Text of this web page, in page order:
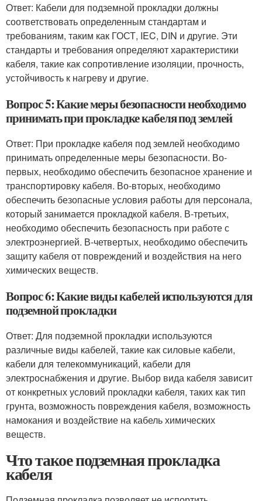
Ответ: Кабели для подземной прокладки должны
соответствовать определенным стандартам и
требованиям, таким как ГОСТ, IEC, DIN и другие. Эти
стандарты и требования определяют характеристики
кабеля, такие как сопротивление изоляции, прочность,
устойчивость к нагреву и другие.
Вопрос 5: Какие меры безопасности необходимо
принимать при прокладке кабеля под землей
Ответ: При прокладке кабеля под землей необходимо
принимать определенные меры безопасности. Во-
первых, необходимо обеспечить безопасное хранение и
транспортировку кабеля. Во-вторых, необходимо
обеспечить безопасные условия работы для персонала,
который занимается прокладкой кабеля. В-третьих,
необходимо обеспечить безопасность при работе с
электроэнергией. В-четвертых, необходимо обеспечить
защиту кабеля от повреждений и воздействия на него
химических веществ.
Вопрос 6: Какие виды кабелей используются для
подземной прокладки
Ответ: Для подземной прокладки используются
различные виды кабелей, такие как силовые кабели,
кабели для телекоммуникаций, кабели для
электроснабжения и другие. Выбор вида кабеля зависит
от конкретных условий прокладки кабеля, таких как тип
грунта, возможность повреждения кабеля, возможность
намокания и воздействие на кабель химических
веществ.
Что такое подземная прокладка
кабеля